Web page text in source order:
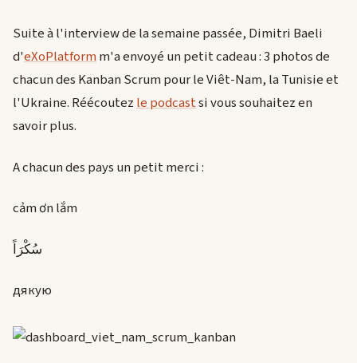
Suite à l'interview de la semaine passée, Dimitri Baeli
d'eXoPlatformm'a envoyé un petit cadeau : 3 photos de
chacun des Kanban Scrum pour le Viêt-Nam, la Tunisie et
l'Ukraine. Réécoutezle podcastsi vous souhaitez en
savoir plus.
A chacun des pays un petit merci :
cảm ơn lắm
سُكْرَاً
дякую